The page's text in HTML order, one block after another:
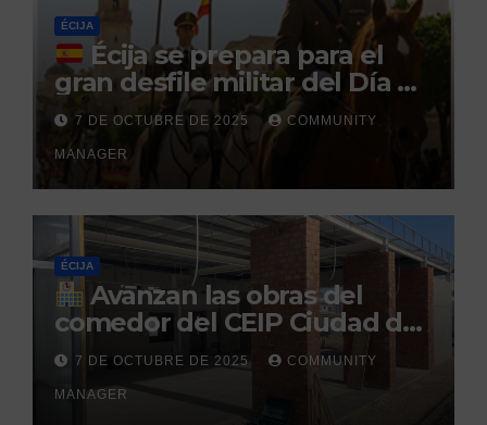
ÉCIJA
Écija se prepara para el
gran desfile militar del Día de
la Hispanidad organizado por
el Centro Militar de Cría
Caballar
7 DE OCTUBRE DE 2025 COMMUNITY
MANAGER
ÉCIJA
Avanzan las obras del
comedor del CEIP Ciudad del
Sol: su finalización está
prevista para finales de 2025
7 DE OCTUBRE DE 2025 COMMUNITY
MANAGER